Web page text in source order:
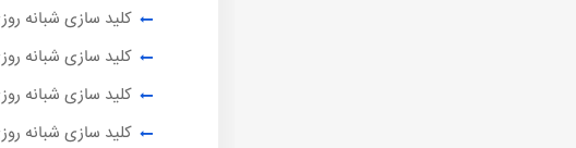
کلید سازی شبانه
کلید سازی شبانه
کلید سازی شبانه
کلید سازی شبانه